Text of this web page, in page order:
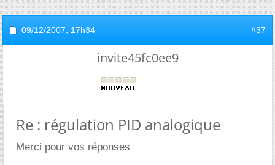
09/12/2007, 17h34 #37
invite45fc0ee9
Re : régulation PID analogique
Merci pour vos réponses